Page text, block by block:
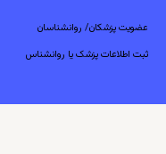
عضویت پزشکان/ روانشناسان
ثبت اطلاعات پزشک یا روانشناس